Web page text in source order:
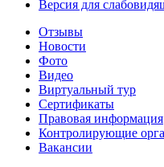
Версия для
Отзывы
Новости
Фото
Видео
Виртуальный тур
Сертификаты
Правовая информация
Контролирующие
Вакансии